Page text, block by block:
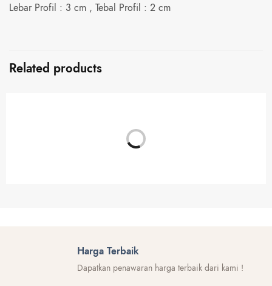
Lebar Profil : 3 cm , Tebal Profil : 2 cm
Related products
PROFIL BINGKAI
Harga Terbaik
Dapatkan penawaran harga terbaik dari kami !